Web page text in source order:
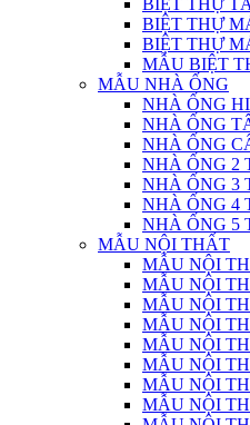
BIỆT THỰ
BIỆT THỰ
BIỆT THỰ
MẪU BIỆT
MẪU NHÀ ỐNG
NHÀ ỐNG
NHÀ ỐNG
NHÀ ỐNG
NHÀ ỐNG 2
NHÀ ỐNG 3
NHÀ ỐNG 4
NHÀ ỐNG 5
MẪU NỘI THẤT
MẪU NỘI
MẪU NỘI
MẪU NỘI
MẪU NỘI
MẪU NỘI
MẪU NỘI
MẪU NỘI
MẪU NỘI